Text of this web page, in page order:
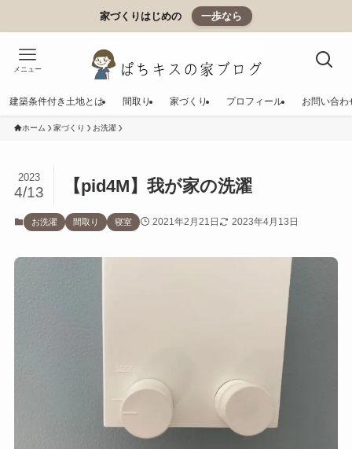
家づくりはじめの 一歩なら
メニュー
建築条件付き土地とは 間取り 家づくり プロフィール お問い合わ
ホーム 家づくり お洗濯
【pid4M】我が家の洗濯
2023
4/13
お洗濯 間取り 寝室 2021年2月21日 2023年4月13日